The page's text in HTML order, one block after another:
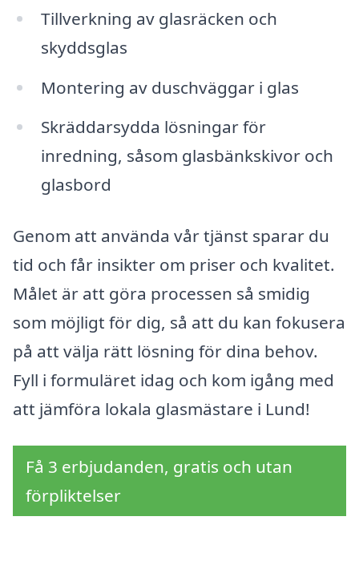
Tillverkning av glasräcken och
skyddsglas
Montering av duschväggar i glas
Skräddarsydda lösningar för
inredning, såsom glasbänkskivor och
glasbord
Genom att använda vår tjänst sparar du
tid och får insikter om priser och kvalitet.
Målet är att göra processen så smidig
som möjligt för dig, så att du kan fokusera
på att välja rätt lösning för dina behov.
Fyll i formuläret idag och kom igång med
att jämföra lokala glasmästare i Lund!
Få 3 erbjudanden, gratis och utan
förpliktelser